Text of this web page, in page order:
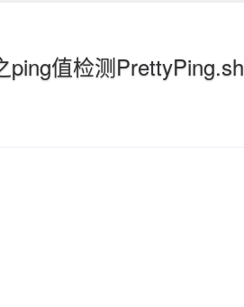
ping值检测PrettyPing.sh